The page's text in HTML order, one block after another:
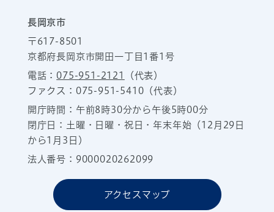
長岡京市
〒617-8501
京都府長岡京市開田一丁目1番1号
電話：075-951-2121
（代表）
ファクス：075-951-5410（代表）
開庁時間：午前8時30分から午後5時00分
閉庁日：土曜・日曜・祝日・年末年始（12月29日
から1月3日）
法人番号：9000020262099
アクセスマップ